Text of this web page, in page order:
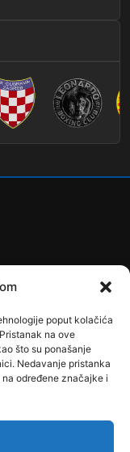
poput kolačića
na ove
što su ponašanje
Nedavanje pristanka
određene značajke i
Sportovi
Dječji vrtići
Dubrava u Srcu